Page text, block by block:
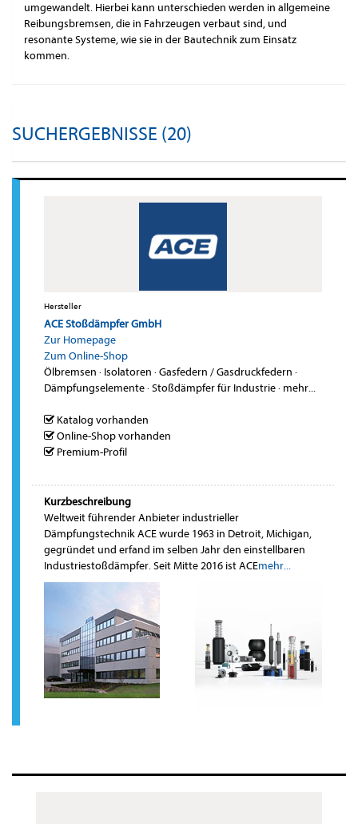
umgewandelt. Hierbei kann unterschieden werden in allgemeine
Reibungsbremsen, die in Fahrzeugen verbaut sind, und
resonante Systeme, wie sie in der Bautechnik zum Einsatz
kommen.
SUCHERGEBNISSE (20)
Hersteller
ACE Stoßdämpfer GmbH
Zur Homepage
Zum Online-Shop
Ölbremsen · Isolatoren ·Gasfedern / Gasdruckfedern ·
Dämpfungselemente·Stoßdämpfer für Industrie· mehr...
Katalog vorhanden
Online-Shop vorhanden
Premium-Profil
Kurzbeschreibung
Weltweit führender Anbieter industrieller
Dämpfungstechnik ACE wurde 1963 in Detroit, Michigan,
gegründet und erfand im selben Jahr den einstellbaren
Industriestoßdämpfer. Seit Mitte 2016 ist ACEmehr...